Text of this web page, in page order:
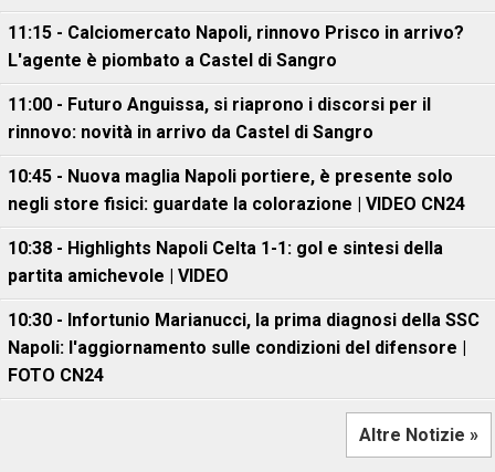
11:15 - Calciomercato Napoli, rinnovo Prisco in arrivo?
L'agente è piombato a Castel di Sangro
11:00 - Futuro Anguissa, si riaprono i discorsi per il
rinnovo: novità in arrivo da Castel di Sangro
10:45 - Nuova maglia Napoli portiere, è presente solo
negli store fisici: guardate la colorazione | VIDEO CN24
10:38 - Highlights Napoli Celta 1-1: gol e sintesi della
partita amichevole | VIDEO
10:30 - Infortunio Marianucci, la prima diagnosi della SSC
Napoli: l'aggiornamento sulle condizioni del difensore |
FOTO CN24
Altre Notizie »